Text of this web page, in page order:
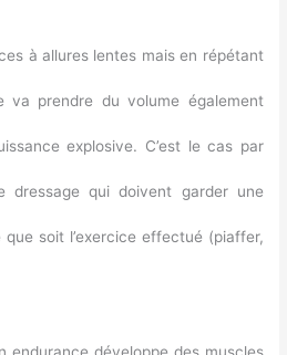
à allures lentes mais en répétant
va prendre du volume également
explosive. C’est le cas par
dressage qui doivent garder une
soit l’exercice effectué (piaffer,